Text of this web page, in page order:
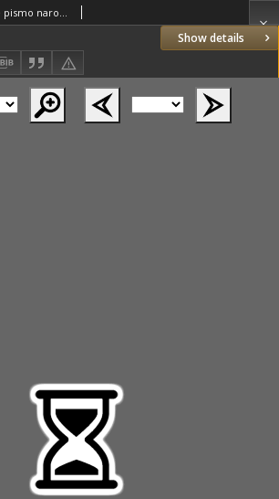
Show details
Orędownik: ilustrowane pismo narodowe i katolickie 1936.07.02 R.66 Nr151